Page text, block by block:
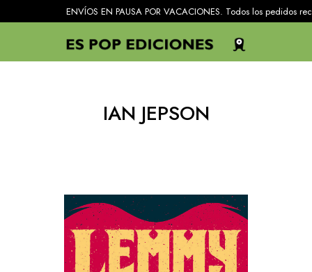
ENVÍOS EN PAUSA POR VACACIONES. Todos los pedidos
IAN JEPSON